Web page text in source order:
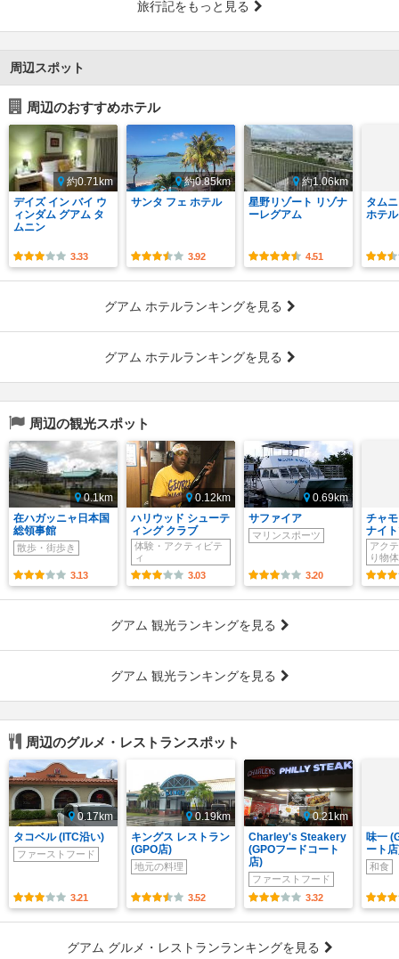
旅行記をもっと見る
周辺スポット
周辺のおすすめホテル
約0.71km
デイズ イン バイ ウ
ィンダム グアム タ
ムニン
3.33
約0.85km
サンタ フェ ホテル
3.92
約1.06km
星野リゾート リゾナ
ーレグアム
4.51
タム
ホテル
グアム ホテルランキングを見る
グアム ホテルランキングを見る
周辺の観光スポット
0.1km
在ハガッニャ日本国
総領事館
散歩・街歩き
3.13
0.12km
ハリウッド シューテ
ィング クラブ
体験・アクティビテ
ィ
3.03
0.69km
サファイア
マリンスポーツ
3.20
チャ
ナイ
アク
り物
グアム 観光ランキングを見る
グアム 観光ランキングを見る
周辺のグルメ・レストランスポット
0.17km
タコベル (ITC沿い)
ファーストフード
3.21
0.19km
キングス レストラン
(GPO店)
地元の料理
3.52
0.21km
Charley's Steakery
(GPOフードコート
店)
ファーストフード
3.32
味一
ート
和食
グアム グルメ・レストランランキングを見る